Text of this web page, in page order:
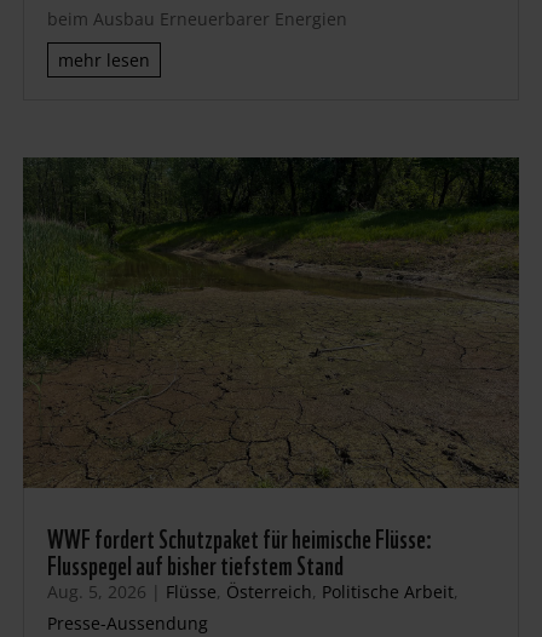
beim Ausbau Erneuerbarer Energien
mehr lesen
WWF fordert Schutzpaket für heimische Flüsse:
Flusspegel auf bisher tiefstem Stand
Aug. 5, 2026 | Flüsse, Österreich, Politische Arbeit,
Presse-Aussendung